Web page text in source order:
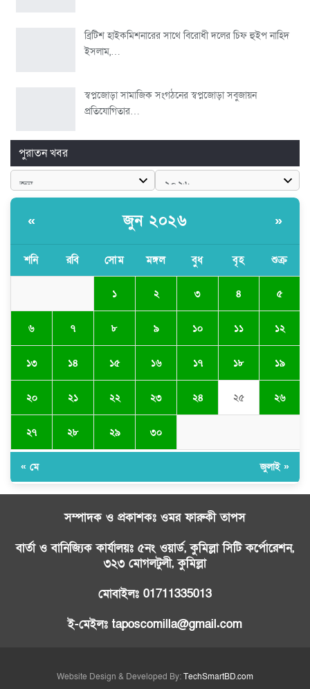
ব্রিটিশ হাইকমিশনারের সাথে বিরোধী দলের চিফ হুইপ নাহিদ
ইসলাম,…
স্বপ্নজোড়া সামাজিক সংগঠনের স্বপ্নজোড়া সবুজায়ন
প্রতিযোগিতার…
পুরাতন খবর
« জুন ২০২৬ »
শনি রবি সোম মঙ্গল বুধ বৃহ শুক্র
১ ২ ৩ ৪ ৫
৬ ৭ ৮ ৯ ১০ ১১ ১২
১৩ ১৪ ১৫ ১৬ ১৭ ১৮ ১৯
২০ ২১ ২২ ২৩ ২৪ ২৫ ২৬
২৭ ২৮ ২৯ ৩০
« মে জুলাই »
সম্পাদক ও প্রকাশকঃ ওমর ফারুকী তাপস
বার্তা ও বানিজ্যিক কার্যালয়ঃ ৫নং ওয়ার্ড, কুমিল্লা সিটি কর্পোরেশন,
৩২৩ মোগলটুলী, কুমিল্লা
মোবাইলঃ 01711335013
ই-মেইলঃ taposcomilla@gmail.com
Website Design & Developed By:TechSmartBD.com